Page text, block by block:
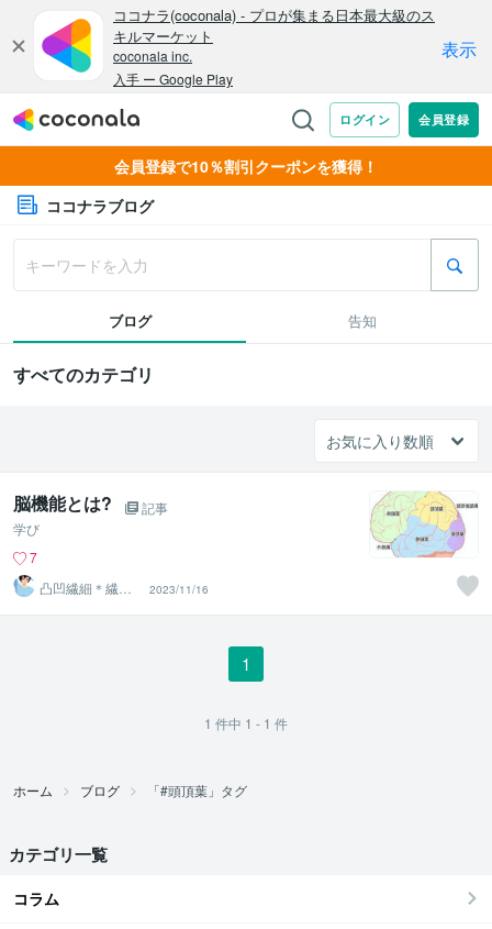
会員登録で10％割引クーポンを獲得！
ココナラブログ
ブログ 告知
すべてのカテゴリ
脳機能とは?
記事
学び
7
凸凹繊細＊繊細
親子発達親子の
お話相手
2023/11/16
1
1 件中 1 - 1 件
ホーム ブログ 「#頭頂葉」タグ
カテゴリ一覧
コラム